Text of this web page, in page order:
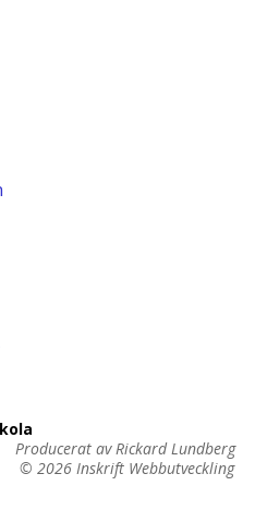
Producerat av Rickard Lundberg
© 2026Inskrift Webbutveckling